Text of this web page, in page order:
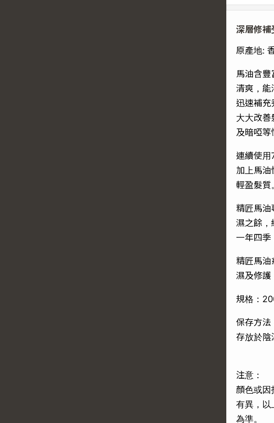
深層修補
原產地:
馬油含豐
清爽，能
迅速補充
大大改善
及暗啞等
連續使用
加上馬油
輕盈髮質
精匠馬油
濕之餘，
一年四季
精匠馬油
濕及修護
規格：
保存方法
存放於陰
注意：
顏色或因
有異，以
為準。